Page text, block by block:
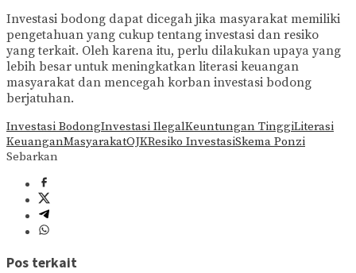
Investasi bodong dapat dicegah jika masyarakat memiliki
pengetahuan yang cukup tentang investasi dan resiko
yang terkait. Oleh karena itu, perlu dilakukan upaya yang
lebih besar untuk meningkatkan literasi keuangan
masyarakat dan mencegah korban investasi bodong
berjatuhan.
Investasi BodongInvestasi IlegalKeuntungan TinggiLiterasi
KeuanganMasyarakatOJKResiko InvestasiSkema Ponzi
Sebarkan
Pos terkait